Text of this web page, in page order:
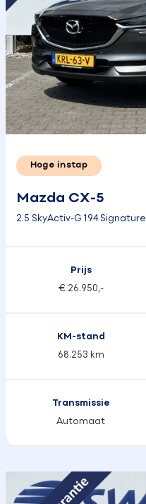
Hoge instap
Mazda CX-5
2.5 SkyActiv-G 194 Signature
Prijs
€ 26.950,-
KM-stand
68.253 km
Transmissie
Automaat